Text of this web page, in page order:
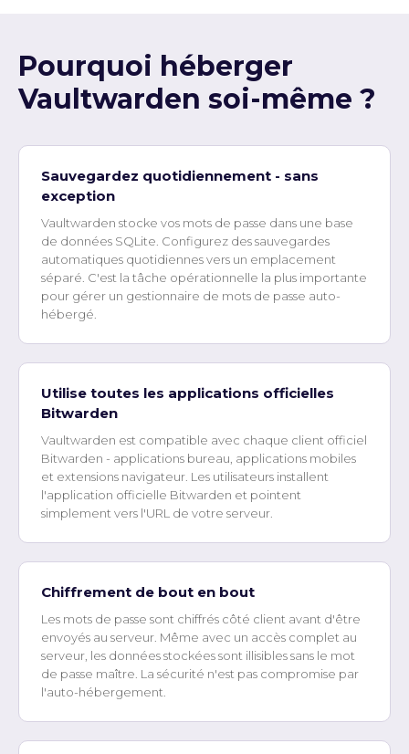
Pourquoi héberger
Vaultwarden soi-même ?
Sauvegardez quotidiennement - sans
exception
Vaultwarden stocke vos mots de passe dans une base
de données SQLite. Configurez des sauvegardes
automatiques quotidiennes vers un emplacement
séparé. C'est la tâche opérationnelle la plus importante
pour gérer un gestionnaire de mots de passe auto-
hébergé.
Utilise toutes les applications officielles
Bitwarden
Vaultwarden est compatible avec chaque client officiel
Bitwarden - applications bureau, applications mobiles
et extensions navigateur. Les utilisateurs installent
l'application officielle Bitwarden et pointent
simplement vers l'URL de votre serveur.
Chiffrement de bout en bout
Les mots de passe sont chiffrés côté client avant d'être
envoyés au serveur. Même avec un accès complet au
serveur, les données stockées sont illisibles sans le mot
de passe maître. La sécurité n'est pas compromise par
l'auto-hébergement.